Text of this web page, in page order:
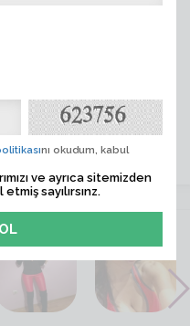
nı okudum, kabul
ve ayrıca sitemizden
sayılırsınz.